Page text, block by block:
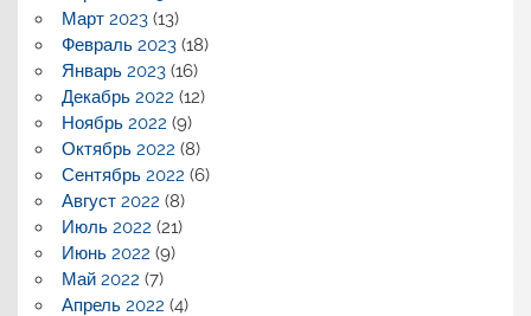
Март 2023(13)
Февраль 2023(18)
Январь 2023(16)
Декабрь 2022 (12)
Ноябрь 2022 (9)
Октябрь 2022 (8)
Сентябрь 2022 (6)
Август 2022 (8)
Июль 2022 (21)
Июнь 2022 (9)
Май 2022 (7)
Апрель 2022 (4)